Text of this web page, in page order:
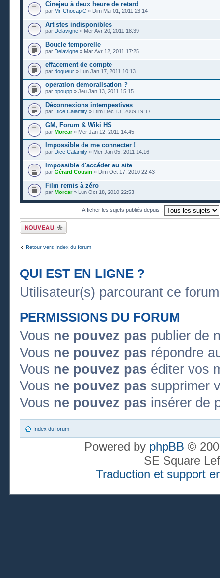
Cinejeu à deux heure de retard
par Mr-ChocapiC » Dim Mai 01, 2011 23:14
Artistes indisponibles
par Delavigne » Mer Avr 20, 2011 18:39
Boucle temporelle
par Delavigne » Mar Avr 12, 2011 17:25
effacement de compte
par doqueur » Lun Jan 17, 2011 10:13
opération démoralisation ?
par ppoupp » Jeu Jan 13, 2011 15:15
Déconnexions intempestives
par Dice Calamity » Dim Déc 13, 2009 19:17
GM, Forum & Wiki HS
par Morcar» Mer Jan 12, 2011 14:45
Impossible de me connecter !
par Dice Calamity » Mer Jan 05, 2011 14:16
Impossible d'accéder au site
par Gérard Cousin » Dim Oct 17, 2010 22:43
Film remis à zéro
par Morcar» Lun Oct 18, 2010 22:53
Afficher les sujets publiés depuis :
Publier un nouveau
sujet
Retour vers Index du forum
QUI EST EN LIGNE ?
Utilisateur(s) parcourant ce
PERMISSIONS DU FORUM
Vous ne pouvez pas publier de
Vous ne pouvez pas répondre
Vous ne pouvez pas éditer vos
Vous ne pouvez pas supprimer
Vous ne pouvez pas insérer de
Index du forum
Powered by phpBB ©
SE Square
Traduction et support